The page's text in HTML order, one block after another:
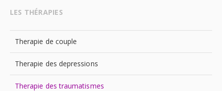
LES THÉRAPIES
Therapie de couple
Therapie des depressions
Therapie des traumatismes